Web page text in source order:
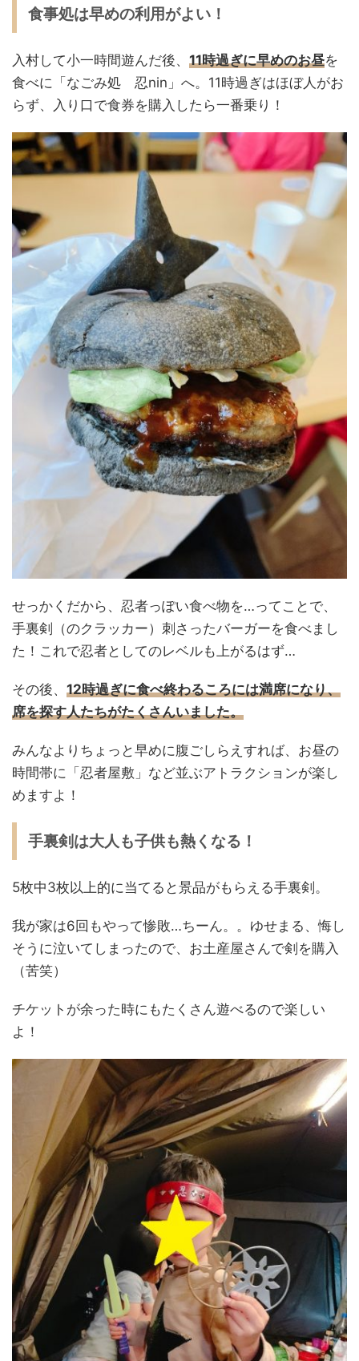
食事処は早めの利用がよい！
入村して小一時間遊んだ後、 11時過ぎに早めのお昼を
食べに「なごみ処 忍nin」へ。11時過ぎはほぼ人がお
らず、入り口で食券を購入したら一番乗り！
せっかくだから、忍者っぽい食べ物を…ってことで、
手裏剣（のクラッカー）刺さったバーガーを食べまし
た！これで忍者としてのレベルも上がるはず…
その後、 12時過ぎに食べ終わるころには満席になり、
席を探す人たちがたくさんいました。
みんなよりちょっと早めに腹ごしらえすれば、お昼の
時間帯に「忍者屋敷」など並ぶアトラクションが楽し
めますよ！
手裏剣は大人も子供も熱くなる！
5枚中3枚以上的に当てると景品がもらえる手裏剣。
我が家は6回もやって惨敗…ちーん。。ゆせまる、悔し
そうに泣いてしまったので、お土産屋さんで剣を購入
（苦笑）
チケットが余った時にもたくさん遊べるので楽しい
よ！